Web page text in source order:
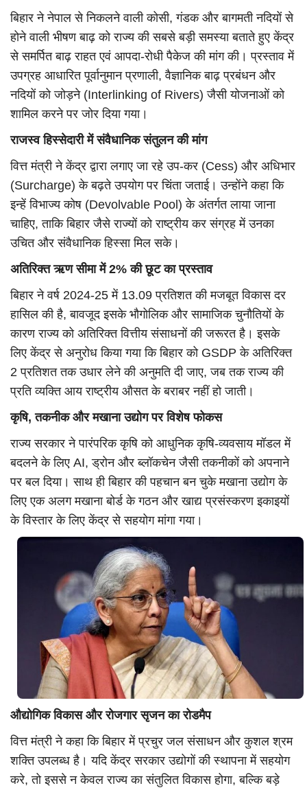
बिहार ने नेपाल से निकलने वाली कोसी, गंडक और बागमती नदियों से
होने वाली भीषण बाढ़ को राज्य की सबसे बड़ी समस्या बताते हुए केंद्र
से समर्पित बाढ़ राहत एवं आपदा-रोधी पैकेज की मांग की। प्रस्ताव में
उपग्रह आधारित पूर्वानुमान प्रणाली, वैज्ञानिक बाढ़ प्रबंधन और
नदियों को जोड़ने (Interlinking of Rivers) जैसी योजनाओं को
शामिल करने पर जोर दिया गया।
राजस्व हिस्सेदारी में संवैधानिक संतुलन की मांग
वित्त मंत्री ने केंद्र द्वारा लगाए जा रहे उप-कर (Cess) और अधिभार
(Surcharge) के बढ़ते उपयोग पर चिंता जताई। उन्होंने कहा कि
इन्हें विभाज्य कोष (Devolvable Pool) के अंतर्गत लाया जाना
चाहिए, ताकि बिहार जैसे राज्यों को राष्ट्रीय कर संग्रह में उनका
उचित और संवैधानिक हिस्सा मिल सके।
अतिरिक्त ऋण सीमा में 2% की छूट का प्रस्ताव
बिहार ने वर्ष 2024-25 में 13.09 प्रतिशत की मजबूत विकास दर
हासिल की है, बावजूद इसके भौगोलिक और सामाजिक चुनौतियों के
कारण राज्य को अतिरिक्त वित्तीय संसाधनों की जरूरत है। इसके
लिए केंद्र से अनुरोध किया गया कि बिहार को GSDP के अतिरिक्त
2 प्रतिशत तक उधार लेने की अनुमति दी जाए, जब तक राज्य की
प्रति व्यक्ति आय राष्ट्रीय औसत के बराबर नहीं हो जाती।
कृषि, तकनीक और मखाना उद्योग पर विशेष फोकस
राज्य सरकार ने पारंपरिक कृषि को आधुनिक कृषि-व्यवसाय मॉडल में
बदलने के लिए AI, ड्रोन और ब्लॉकचेन जैसी तकनीकों को अपनाने
पर बल दिया। साथ ही बिहार की पहचान बन चुके मखाना उद्योग के
लिए एक अलग मखाना बोर्ड के गठन और खाद्य प्रसंस्करण इकाइयों
के विस्तार के लिए केंद्र से सहयोग मांगा गया।
औद्योगिक विकास और रोजगार सृजन का रोडमैप
वित्त मंत्री ने कहा कि बिहार में प्रचुर जल संसाधन और कुशल श्रम
शक्ति उपलब्ध है। यदि केंद्र सरकार उद्योगों की स्थापना में सहयोग
करे, तो इससे न केवल राज्य का संतुलित विकास होगा, बल्कि बड़े